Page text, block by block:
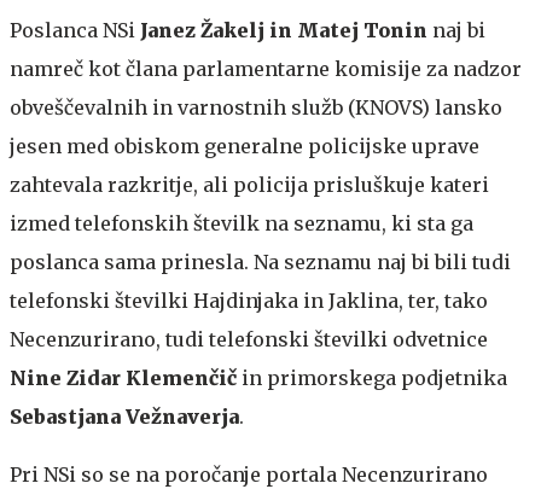
Poslanca NSi Janez Žakelj in Matej Tonin naj bi
namreč kot člana parlamentarne komisije za nadzor
obveščevalnih in varnostnih služb (KNOVS) lansko
jesen med obiskom generalne policijske uprave
zahtevala razkritje, ali policija prisluškuje kateri
izmed telefonskih številk na seznamu, ki sta ga
poslanca sama prinesla. Na seznamu naj bi bili tudi
telefonski številki Hajdinjaka in Jaklina, ter, tako
Necenzurirano, tudi telefonski številki odvetnice
Nine Zidar Klemenčič in primorskega podjetnika
Sebastjana Vežnaverja.
Pri NSi so se na poročanje portala Necenzurirano